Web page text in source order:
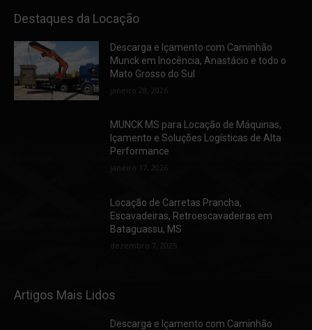
Destaques da Locação
Descarga e Içamento com Caminhão
Munck em Inocência, Anastácio e todo o
Mato Grosso do Sul
janeiro 28, 2026
MUNCK MS para Locação de Máquinas,
Içamento e Soluções Logísticas de Alta
Performance
janeiro 17, 2026
Locação de Carretas Prancha,
Escavadeiras, Retroescavadeiras em
Bataguassu, MS
dezembro 7, 2025
Artigos Mais Lidos
Descarga e Içamento com Caminhão